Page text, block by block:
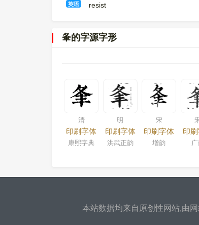
英语 resist
夆的字源字形
清
印刷字体
康熙字典
明
印刷字体
洪武正韵
宋
印刷字体
增韵
印
本站数据均来自原创性网站,由